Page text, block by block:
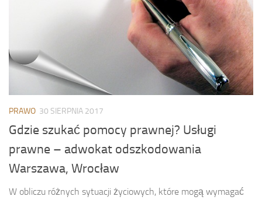
PRAWO 30 SIERPNIA 2017
Gdzie szukać pomocy prawnej? Usługi
prawne – adwokat odszkodowania
Warszawa, Wrocław
W obliczu różnych sytuacji życiowych, które mogą wymagać